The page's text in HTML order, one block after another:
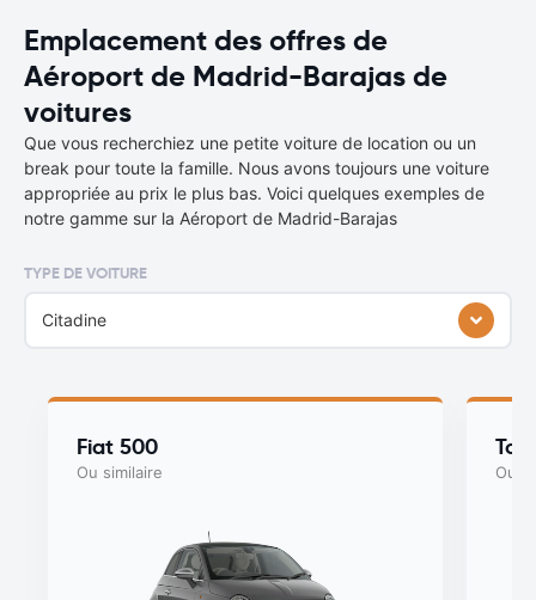
Emplacement des offres de
Aéroport de Madrid-Barajas de
voitures
Que vous recherchiez une petite voiture de location ou un
break pour toute la famille. Nous avons toujours une voiture
appropriée au prix le plus bas. Voici quelques exemples de
notre gamme sur la Aéroport de Madrid-Barajas
TYPE DE VOITURE
Citadine
Fiat 500
Ou similaire Ou